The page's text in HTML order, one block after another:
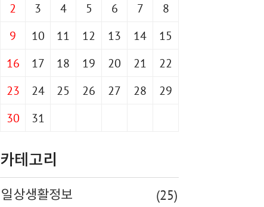
2
3 4 5 6 7
8
9
10 11 12 13 14
15
16
17 18 19 20 21
22
23
24 25 26 27 28
29
30
31
카테고리
일상생활정보 (25)